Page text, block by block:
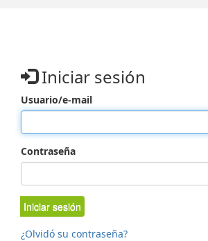
Iniciar sesión
Usuario/e-mail
Contraseña
Iniciar sesión
¿Olvidó su contraseña?